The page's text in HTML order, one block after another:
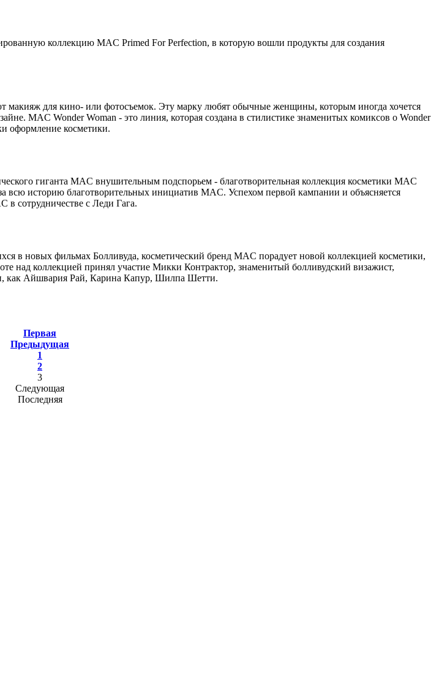
коллекцию MAC Primed For Perfection, в которую вошли продукты для создания
макияж для кино- или фотосъемок. Эту марку любят обычные женщины, которым иногда хочется
MAC Wonder Woman - это линия, которая создана в стилистике знаменитых комиксов о Wonder
оформление косметики.
гиганта MAC внушительным подспорьем - благотворительная коллекция косметики MAC
всю историю благотворительных инициатив MAC. Успехом первой кампании и объясняется
в сотрудничестве с Леди Гага.
в новых фильмах Болливуда, косметический бренд MAC порадует новой коллекцией косметики,
над коллекцией принял участие Микки Контрактор, знаменитый болливудский визажист,
как Айшвария Рай, Карина Капур, Шилпа Шетти.
Первая
Предыдущая
1
2
3
Следующая
Последняя